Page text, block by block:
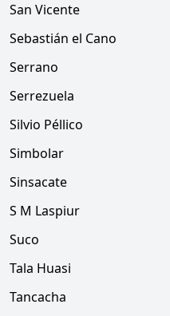
San Vicente
Sebastián el Cano
Serrano
Serrezuela
Silvio Péllico
Simbolar
Sinsacate
S M Laspiur
Suco
Tala Huasi
Tancacha